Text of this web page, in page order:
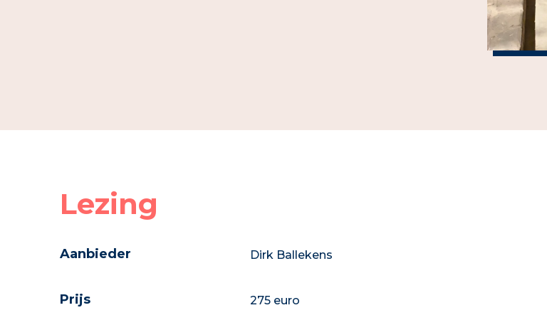
Lezing
Aanbieder Dirk Ballekens
Prijs 275 euro